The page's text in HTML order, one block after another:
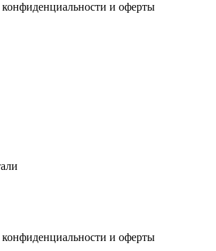
и оферты
и оферты